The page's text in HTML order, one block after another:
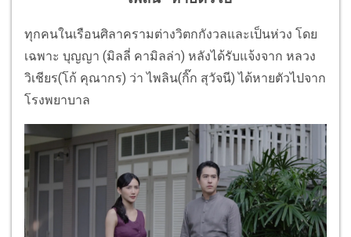
ทุกคนในเรือนศิลาครามต่างวิตกกังวลและเป็นห่วง โดย
เฉพาะ บุญญา (มิลลี่ คามิลล่า) หลังได้รับแจ้งจาก หลวง
วิเชียร(โก้ คุณากร) ว่า ไพลิน(กิ๊ก สุวัจนี) ได้หายตัวไปจาก
โรงพยาบาล